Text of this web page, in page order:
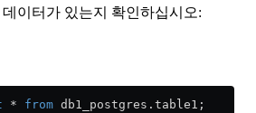
이터가 있는지 확인하십시오:
* from db1_postgres . table1 ;